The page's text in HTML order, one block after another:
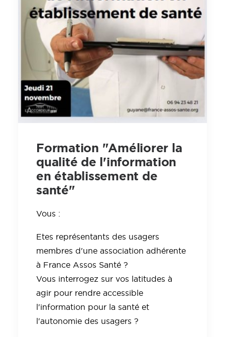
Formation "Améliorer la
qualité de l'information
en établissement de
santé"
Vous :
Etes représentants des usagers
membres d'une association adhérente
à France Assos Santé ?
Vous interrogez sur vos latitudes à
agir pour rendre accessible
l'information pour la santé et
l'autonomie des usagers ?